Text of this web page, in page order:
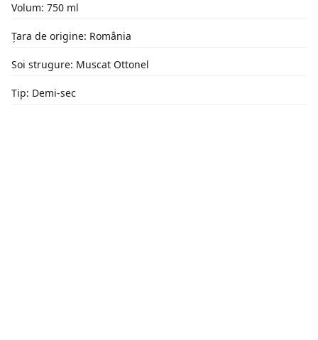
Volum: 750 ml
Țara de origine: România
Soi strugure: Muscat Ottonel
Tip: Demi-sec